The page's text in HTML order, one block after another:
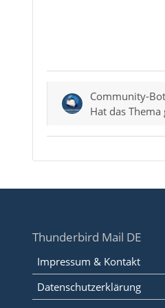
Community-Bot
Hat das Thema
Thunderbird Mail DE
Impressum & Kontakt
Datenschutzerklärung